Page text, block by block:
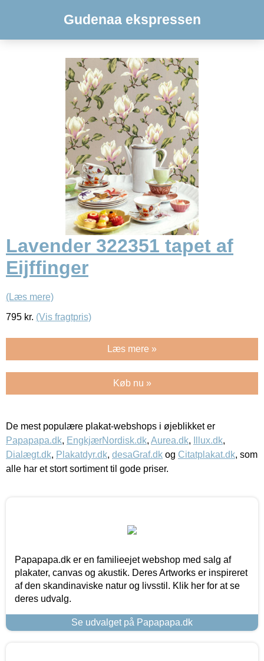
Gudenaa ekspressen
Lavender 322351 tapet af
Eijffinger
(Læs mere)
795 kr. (Vis fragtpris)
Læs mere »
Køb nu »
De mest populære plakat-webshops i øjeblikket er
Papapapa.dk, EngkjærNordisk.dk, Aurea.dk, Illux.dk,
Dialægt.dk, Plakatdyr.dk, desaGraf.dk og Citatplakat.dk, som
alle har et stort sortiment til gode priser.
Papapapa.dk er en familieejet webshop med salg af
plakater, canvas og akustik. Deres Artworks er inspireret
af den skandinaviske natur og livsstil. Klik her for at se
deres udvalg.
Se udvalget på Papapapa.dk